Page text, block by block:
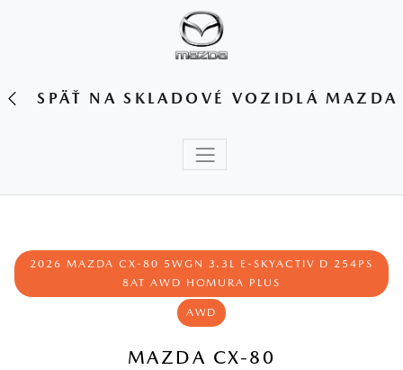
SPÄŤ NA SKLADOVÉ VOZIDLÁ MAZDA
2026 MAZDA CX-80 5WGN 3.3L E-SKYACTIV D 254PS
8AT AWD HOMURA PLUS
AWD
MAZDA CX-80